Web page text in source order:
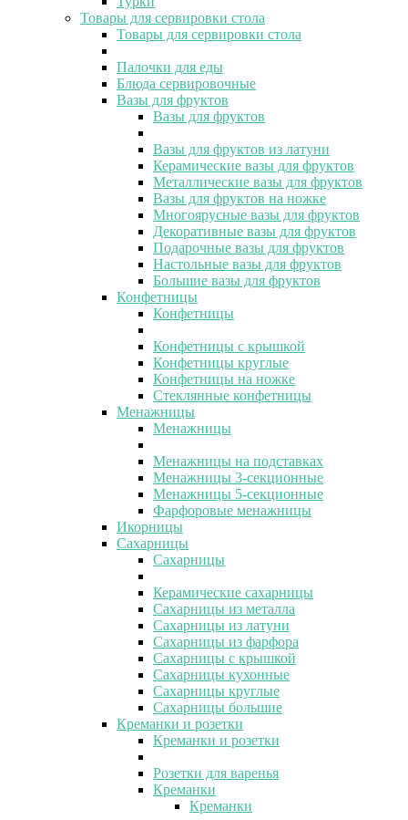
Товары для сервировки стола
Товары для сервировки стола
Палочки для еды
Блюда сервировочные
Вазы для фруктов
Вазы для фруктов
Вазы для фруктов из латуни
Керамические вазы для фруктов
Металлические вазы для фруктов
Вазы для фруктов на ножке
Многоярусные вазы для фруктов
Декоративные вазы для фруктов
Подарочные вазы для фруктов
Настольные вазы для фруктов
Большие вазы для фруктов
Конфетницы
Конфетницы
Конфетницы с крышкой
Конфетницы круглые
Конфетницы на ножке
Стеклянные конфетницы
Менажницы
Менажницы
Менажницы на подставках
Менажницы 3-секционные
Менажницы 5-секционные
Фарфоровые менажницы
Икорницы
Сахарницы
Сахарницы
Керамические сахарницы
Сахарницы из металла
Сахарницы из латуни
Сахарницы из фарфора
Сахарницы с крышкой
Сахарницы кухонные
Сахарницы круглые
Сахарницы большие
Креманки и розетки
Креманки и розетки
Розетки для варенья
Креманки
Креманки